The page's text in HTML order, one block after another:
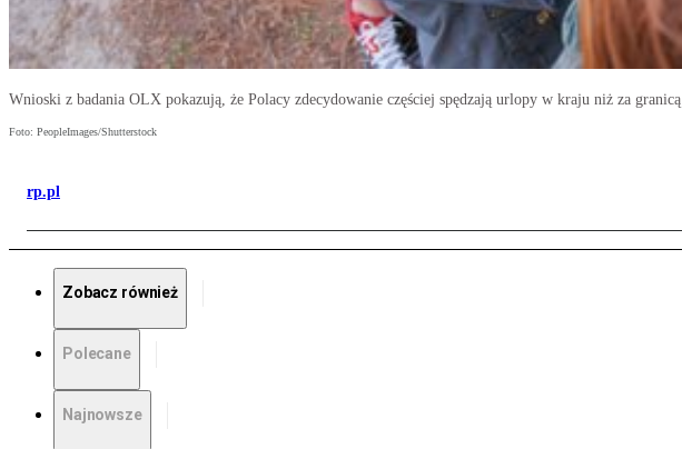
Wnioski z badania OLX pokazują, że Polacy zdecydowanie częściej spędzają urlopy w kraju niż za granicą
Foto: PeopleImages/Shutterstock
rp.pl
Zobacz również
Polecane
Najnowsze